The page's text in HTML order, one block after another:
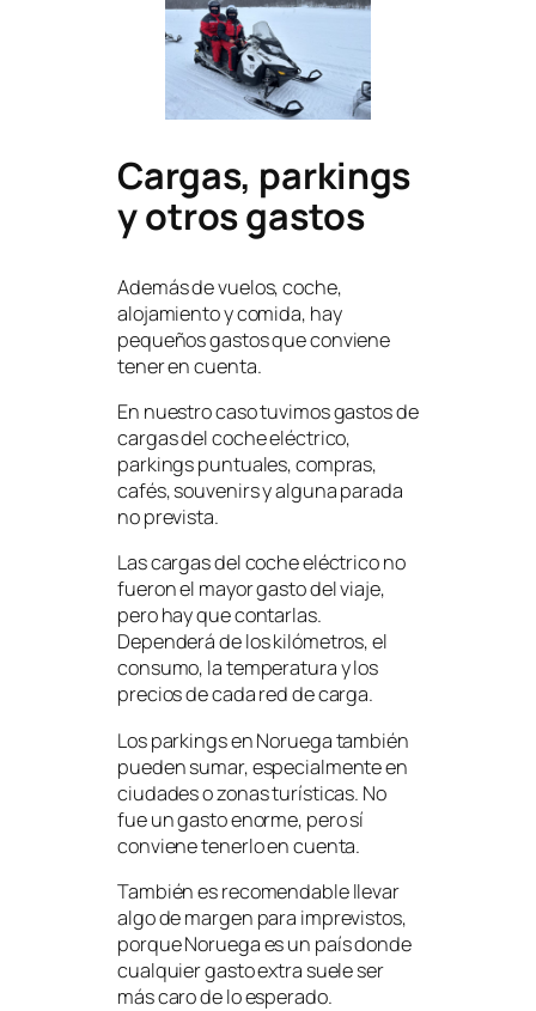
Cargas, parkings
y otros gastos
Además de vuelos, coche,
alojamiento y comida, hay
pequeños gastos que conviene
tener en cuenta.
En nuestro caso tuvimos gastos de
cargas del coche eléctrico,
parkings puntuales, compras,
cafés, souvenirs y alguna parada
no prevista.
Las cargas del coche eléctrico no
fueron el mayor gasto del viaje,
pero hay que contarlas.
Dependerá de los kilómetros, el
consumo, la temperatura y los
precios de cada red de carga.
Los parkings en Noruega también
pueden sumar, especialmente en
ciudades o zonas turísticas. No
fue un gasto enorme, pero sí
conviene tenerlo en cuenta.
También es recomendable llevar
algo de margen para imprevistos,
porque Noruega es un país donde
cualquier gasto extra suele ser
más caro de lo esperado.